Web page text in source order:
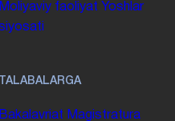
Moliyaviy faoliyat Yoshlar
TALABALARGA
Bakalavriat Magistratura